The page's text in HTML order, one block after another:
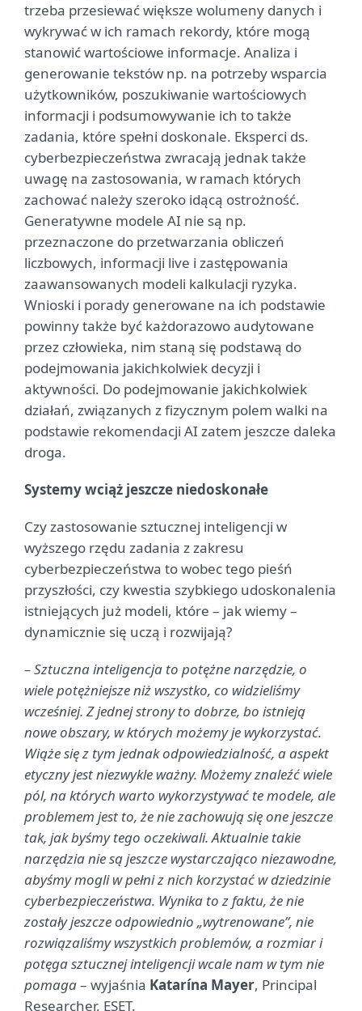
trzeba przesiewać większe wolumeny danych i
wykrywać w ich ramach rekordy, które mogą
stanowić wartościowe informacje. Analiza i
generowanie tekstów np. na potrzeby wsparcia
użytkowników, poszukiwanie wartościowych
informacji i podsumowywanie ich to także
zadania, które spełni doskonale. Eksperci ds.
cyberbezpieczeństwa zwracają jednak także
uwagę na zastosowania, w ramach których
zachować należy szeroko idącą ostrożność.
Generatywne modele AI nie są np.
przeznaczone do przetwarzania obliczeń
liczbowych, informacji live i zastępowania
zaawansowanych modeli kalkulacji ryzyka.
Wnioski i porady generowane na ich podstawie
powinny także być każdorazowo audytowane
przez człowieka, nim staną się podstawą do
podejmowania jakichkolwiek decyzji i
aktywności. Do podejmowanie jakichkolwiek
działań, związanych z fizycznym polem walki na
podstawie rekomendacji AI zatem jeszcze daleka
droga.
Systemy wciąż jeszcze niedoskonałe
Czy zastosowanie sztucznej inteligencji w
wyższego rzędu zadania z zakresu
cyberbezpieczeństwa to wobec tego pieśń
przyszłości, czy kwestia szybkiego udoskonalenia
istniejących już modeli, które – jak wiemy –
dynamicznie się uczą i rozwijają?
– Sztuczna inteligencja to potężne narzędzie, o
wiele potężniejsze niż wszystko, co widzieliśmy
wcześniej. Z jednej strony to dobrze, bo istnieją
nowe obszary, w których możemy je wykorzystać.
Wiąże się z tym jednak odpowiedzialność, a aspekt
etyczny jest niezwykle ważny. Możemy znaleźć wiele
pól, na których warto wykorzystywać te modele, ale
problemem jest to, że nie zachowują się one jeszcze
tak, jak byśmy tego oczekiwali. Aktualnie takie
narzędzia nie są jeszcze wystarczająco niezawodne,
abyśmy mogli w pełni z nich korzystać w dziedzinie
cyberbezpieczeństwa. Wynika to z faktu, że nie
zostały jeszcze odpowiednio „wytrenowane”, nie
rozwiązaliśmy wszystkich problemów, a rozmiar i
potęga sztucznej inteligencji wcale nam w tym nie
pomaga– wyjaśnia Katarína Mayer, Principal
Researcher, ESET.